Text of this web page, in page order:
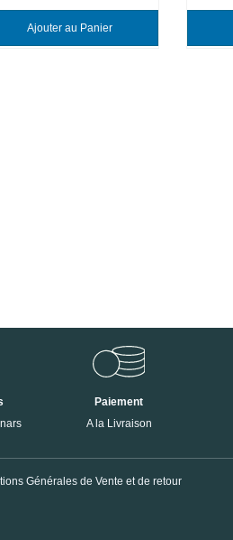
Ajouter au Panier
Paiement
A la Livraison
Générales de Vente et de retour